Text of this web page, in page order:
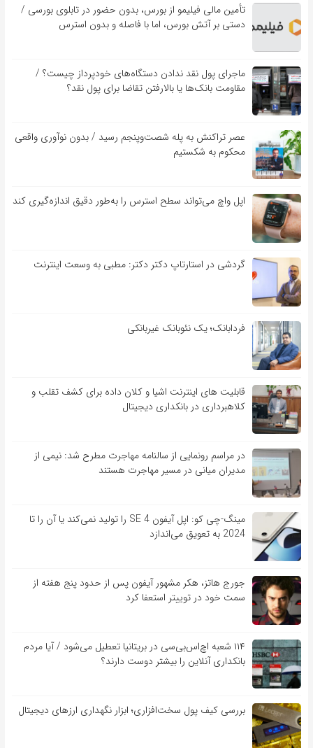
تأمین مالی فیلیمو از بورس، بدون حضور در تابلوی بورسی /
دستی بر آتش بورس، اما با فاصله و بدون استرس
ماجرای پول نقد ندادن دستگاه‌های خودپرداز چیست؟ /
مقاومت بانک‌ها یا بالارفتن تقاضا برای پول نقد؟
عصر تراکنش به پله شصت‌وپنجم رسید / بدون نوآوری واقعی
محکوم به شکستیم
اپل واچ می‌تواند سطح استرس را به‌طور دقیق اندازه‌گیری کند
گردشی در استارتاپ دکتر دکتر: مطبی به وسعت اینترنت
فردابانک؛ یک نئوبانک غیربانکی
قابلیت ‏های اینترنت اشیا و کلان‏ داده برای کشف تقلب و
کلاهبرداری در بانکداری دیجیتال
در مراسم رونمایی از سالنامه مهاجرت مطرح شد: نیمی از
مدیران میانی در مسیر مهاجرت هستند
مینگ-چی کو: اپل آیفون SE 4 را تولید نمی‌کند یا آن را تا
2024 به تعویق می‌اندازد
جورج هاتز، هکر مشهور آیفون پس از حدود پنج هفته از
سمت خود در توییتر استعفا کرد
۱۱۴ شعبه اچ‌اس‌بی‌سی در بریتانیا تعطیل می‌شود / آیا مردم
بانکداری آنلاین را بیشتر دوست دارند؟
بررسی کیف‌ پول سخت‌افزاری؛ ابزار نگهداری ارزهای دیجیتال